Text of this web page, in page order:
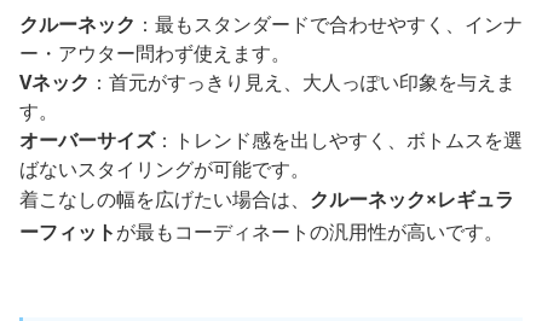
クルーネック ：最もスタンダードで合わせやすく、インナ
ー・アウター問わず使えます。
Vネック ：首元がすっきり見え、大人っぽい印象を与えま
す。
オーバーサイズ：トレンド感を出しやすく、ボトムスを選
ばないスタイリングが可能です。
着こなしの幅を広げたい場合は、 クルーネック×レギュラ
ーフィットが最もコーディネートの汎用性が高いです。